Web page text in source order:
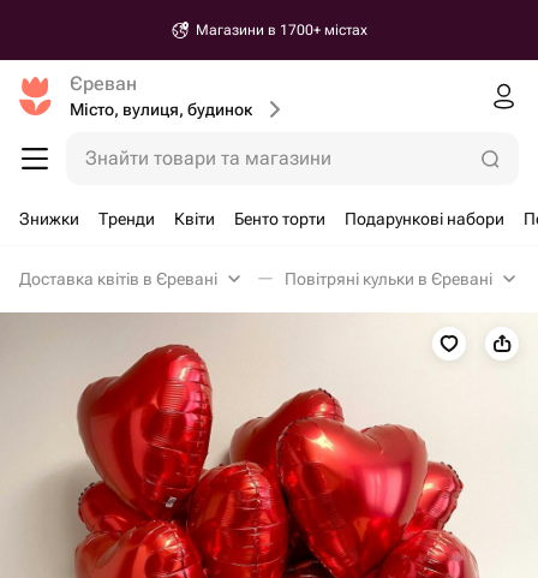
Магазини в 1700+ містах
Єреван
Місто, вулиця, будинок
Знайти товари та магазини
Знижки Тренди Квіти Бенто торти Подарункові набори
Доставка квітів в Єревані Повітряні кульки в Єревані